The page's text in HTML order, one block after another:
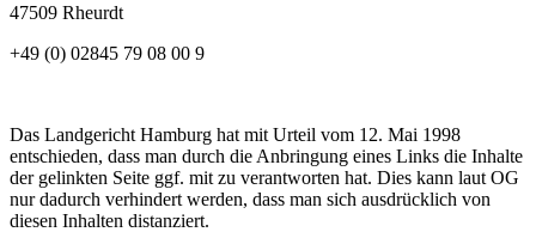
47509 Rheurdt
+49 (0) 02845 79 08 00 9
Das Landgericht Hamburg hat mit Urteil vom 12. Mai 1998
entschieden, dass man durch die Anbringung eines Links die Inhalte
der gelinkten Seite ggf. mit zu verantworten hat. Dies kann laut OG
nur dadurch verhindert werden, dass man sich ausdrücklich von
diesen Inhalten distanziert.